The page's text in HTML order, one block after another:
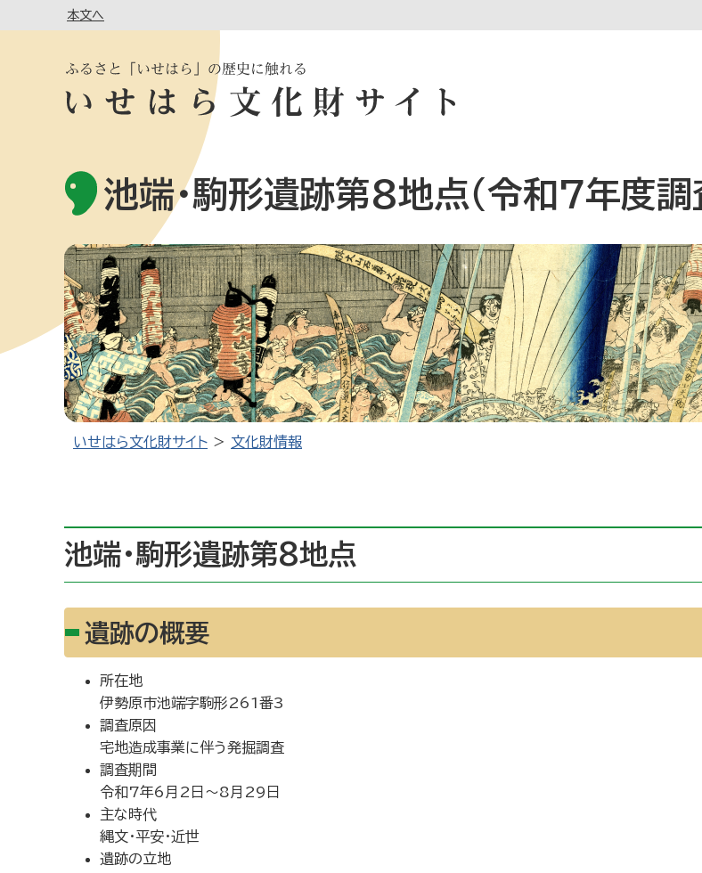
本文へ
池端・駒形遺跡第8地点（令和7年度調
いせはら文化財サイト 文化財情報
池端・駒形遺跡第8地点
遺跡の概要
所在地
伊勢原市池端字駒形261番3
調査原因
宅地造成事業に伴う発掘調査
調査期間
令和7年6月2日～8月29日
主な時代
縄文・平安・近世
遺跡の立地